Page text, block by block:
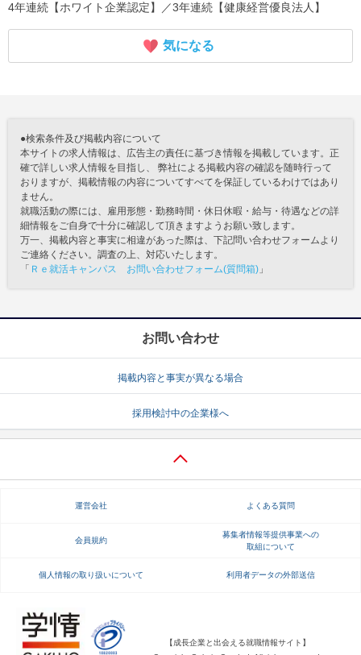
4年連続【ホワイト企業認定】／3年連続【健康経営優良法人】
気になる
●検索条件及び掲載内容について
本サイトの求人情報は、広告主の責任に基づき情報を掲載しています。正
確で詳しい求人情報を目指し、 弊社による掲載内容の確認を随時行って
おりますが、掲載情報の内容についてすべてを保証しているわけではあり
ません。
就職活動の際には、雇用形態・勤務時間・休日休暇・給与・待遇などの詳
細情報をご自身で十分に確認して頂きますようお願い致します。
万一、掲載内容と事実に相違があった際は、下記問い合わせフォームより
ご連絡ください。調査の上、対応いたします。
「 Ｒｅ就活キャンパス お問い合わせフォーム(質問箱) 」
お問い合わせ
掲載内容と事実が異なる場合
採用検討中の企業様へ
運営会社 よくある質問
会員規約
募集者情報等提供事業への
取組について
個人情報の取り扱いについて 利用者データの外部送信
【成長企業と出会える就職情報サイト】